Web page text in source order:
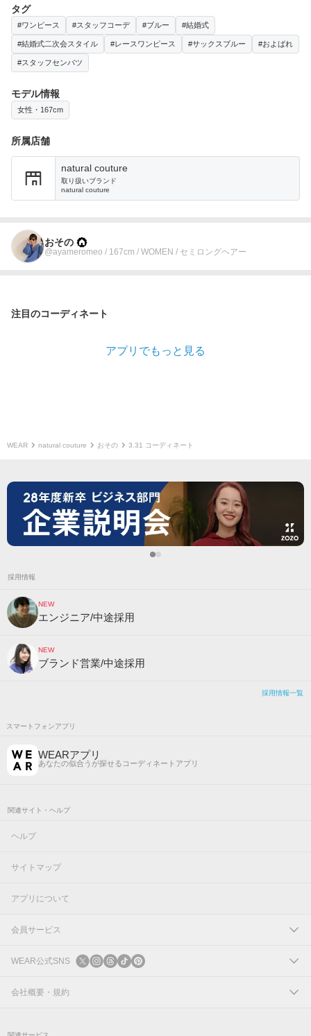
タグ
#ワンピース #スタッフコーデ #ブルー #結婚式
#結婚式二次会スタイル #レースワンピース #サックスブルー #およばれ
#スタッフセンバツ
モデル情報
女性・167cm
所属店舗
natural couture
取り扱いブランド
natural couture
おその
@ayameromeo / 167cm / WOMEN / セミロングヘアー
注目のコーディネート
アプリでもっと見る
WEAR natural couture おその 3.31 コーディネート
採用情報
NEW
エンジニア/中途採用
NEW
ブランド営業/中途採用
採用情報一覧
スマートフォンアプリ
WEARアプリ
あなたの似合うが探せるコーディネートアプリ
関連サイト・ヘルプ
ヘルプ
サイトマップ
アプリについて
会員サービス
ログイン
新規会員登録
WEAR公式SNS
X
会社概要・規約